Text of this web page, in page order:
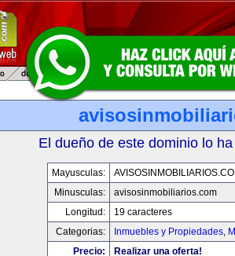
El dueño de este dominio lo
Mayusculas:
Minusculas:
avisosinmobiliarios.com
Longitud:
19 caracteres
Categorias:
Inmuebles y Propiedades,
Precio:
Realizar una oferta!